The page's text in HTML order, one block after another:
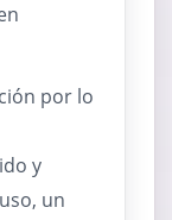
por lo
y
un